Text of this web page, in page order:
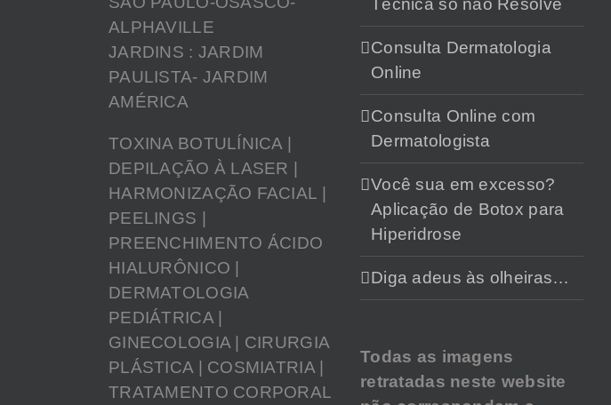
ALPHAVILLE
JARDINS : JARDIM
PAULISTA- JARDIM
AMÉRICA
TOXINA BOTULÍNICA |
DEPILAÇÃO À LASER |
HARMONIZAÇÃO FACIAL |
PEELINGS |
PREENCHIMENTO ÁCIDO
HIALURÔNICO |
DERMATOLOGIA
PEDIÁTRICA |
GINECOLOGIA | CIRURGIA
PLÁSTICA | COSMIATRIA |
TRATAMENTO CORPORAL
Consulta Dermatologia
Online
Consulta Online com
Dermatologista
Você sua em excesso?
Aplicação de Botox para
Hiperidrose
Diga adeus às olheiras…
Todas as imagens
retratadas neste website